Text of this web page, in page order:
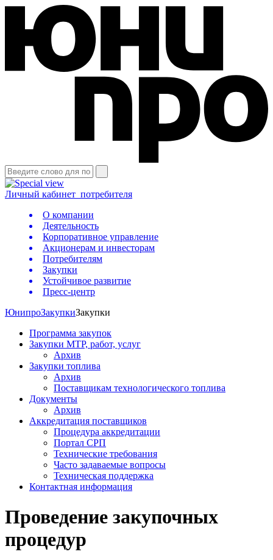
Личный кабинет потребителя
О компании
Деятельность
Корпоративное управление
Акционерам и инвесторам
Потребителям
Закупки
Устойчивое развитие
Пресс-центр
ЮнипроЗакупкиЗакупки
Программа закупок
Закупки МТР, работ, услуг
Архив
Закупки топлива
Архив
Поставщикам технологического топлива
Документы
Архив
Аккредитация поставщиков
Процедура аккредитации
Портал СРП
Технические требования
Часто задаваемые вопросы
Техническая поддержка
Контактная информация
Проведение закупочных
процедур